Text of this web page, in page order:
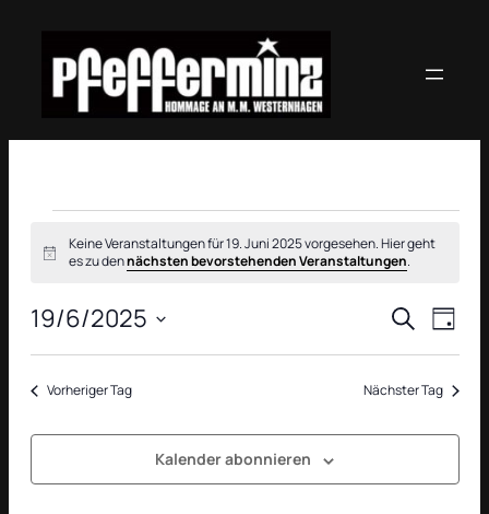
Veranstaltungen
für
19.
Juni
2025
Hinweis
Keine Veranstaltungen für 19. Juni 2025 vorgesehen. Hier geht
es zu dennächsten bevorstehenden Veranstaltungen.
Suche
und
SucheTag
19/6/2025
Datum
Vorheriger Tag Nächster Tag
Kalender abonnieren